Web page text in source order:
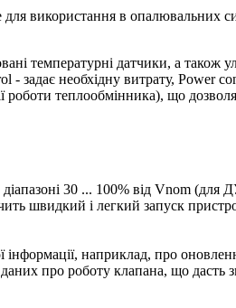
використання в опалювальних
температурні датчики, а також
необхідну витрату, Power
роботи теплообмінника), що
30 ... 100% від Vnom (для
швидкий і легкий запуск
наприклад, про
про роботу клапана, що дасть